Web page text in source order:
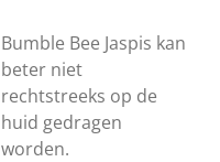
Bumble Bee Jaspis kan
beter niet
rechtstreeks op de
huid gedragen
worden.